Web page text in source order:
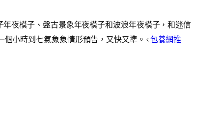
年夜模子、盤古景象年夜模子和波浪年夜模子，和迷信
小時到七氣象象情形預告，又快又準。<包養網推